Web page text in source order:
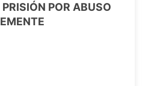
POR ABUSO